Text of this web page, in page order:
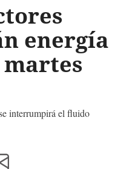
energía
interrumpirá el fluido